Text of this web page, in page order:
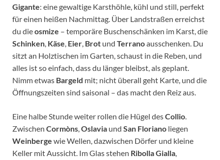
Gigante: eine gewaltige Karsthöhle, kühl und still, perfekt
für einen heißen Nachmittag. Über Landstraßen erreichst
du dieosmize – temporäre Buschenschänken im Karst, die
Schinken, Käse, Eier, Brot und Terranoausschenken. Du
sitzt an Holztischen im Garten, schaust in die Reben, und
alles ist so einfach, dass du länger bleibst, als geplant.
Nimm etwas Bargeld mit; nicht überall geht Karte, und die
Öffnungszeiten sind saisonal – das macht den Reiz aus.
Eine halbe Stunde weiter rollen die Hügel desCollio.
Zwischen Cormòns,Oslavia und San Floriano liegen
Weinberge wie Wellen, dazwischen Dörfer und kleine
Keller mit Aussicht. Im Glas stehen Ribolla Gialla,